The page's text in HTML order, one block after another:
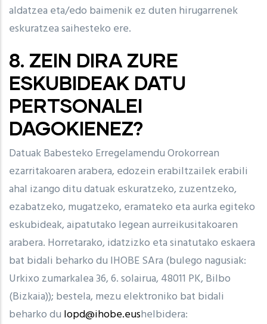
aldatzea eta/edo baimenik ez duten hirugarrenek
eskuratzea saihesteko ere.
8. ZEIN DIRA ZURE
ESKUBIDEAK DATU
PERTSONALEI
DAGOKIENEZ?
Datuak Babesteko Erregelamendu Orokorrean
ezarritakoaren arabera, edozein erabiltzailek erabili
ahal izango ditu datuak eskuratzeko, zuzentzeko,
ezabatzeko, mugatzeko, eramateko eta aurka egiteko
eskubideak, aipatutako legean aurreikusitakoaren
arabera. Horretarako, idatzizko eta sinatutako eskaera
bat bidali beharko du IHOBE SAra (bulego nagusiak:
Urkixo zumarkalea 36, 6. solairua, 48011 PK, Bilbo
(Bizkaia)); bestela, mezu elektroniko bat bidali
beharko du lopd@ihobe.eushelbidera: